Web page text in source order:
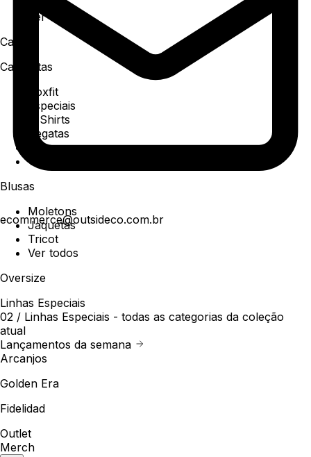
ecommerce@outsideco.com.br
Ver todos
Camisa
Camisetas
Boxfit
Especiais
T-Shirts
Regatas
Polo
Ver todos
Blusas
Moletons
Jaquetas
Tricot
Ver todos
Oversize
Linhas Especiais
02 / Linhas Especiais - todas as categorias da coleção
atual
Lançamentos da semana
Arcanjos
Golden Era
Fidelidad
Outlet
Merch